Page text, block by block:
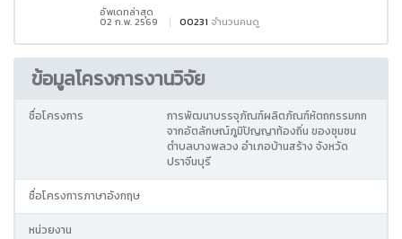
อัพเดทล่าสุด
02 ก.พ. 2569 00231 จำนวนคนดู
ข้อมูลโครงการงานวิจัย
ชื่อโครงการ
การพัฒนาบรรจุภัณฑ์ผลิตภัณฑ์หัตถกรรมกก
จากอัตลักษณ์ภูมิปัญญาท้องถิ่น ของชุมชน
ตำบลบางพลวง อำเภอบ้านสร้าง จังหวัด
ปราจีนบุรี
ชื่อโครงการภาษาอังกฤษ
หน่วยงาน